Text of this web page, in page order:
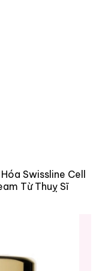
Swissline Cell
Từ Thuỵ Sĩ